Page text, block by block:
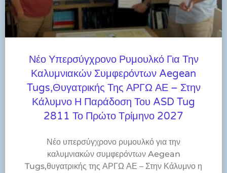
Νέο Υπερσύγχρονο Ρυμουλκό Για Την
Καλυμνιακών Συμφερόντων Aegean
Tugs,θυγατρικής Της ΑΡΓΩ ΑΕ – Στην
Κάλυμνο Η Παράδοση Του ASD Tug
2811 Το Πρώτο Τρίμηνο 2027
Νέο υπερσύγχρονο ρυμουλκό για την
καλυμνιακών συμφερόντων Aegean
Tugs,θυγατρικής της ΑΡΓΩ ΑΕ – Στην Κάλυμνο η